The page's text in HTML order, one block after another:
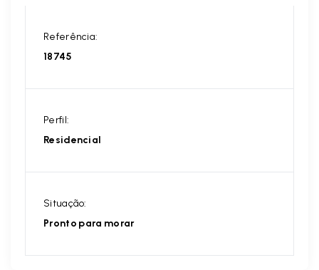
Referência:
18745
Perfil:
Residencial
Situação:
Pronto para morar